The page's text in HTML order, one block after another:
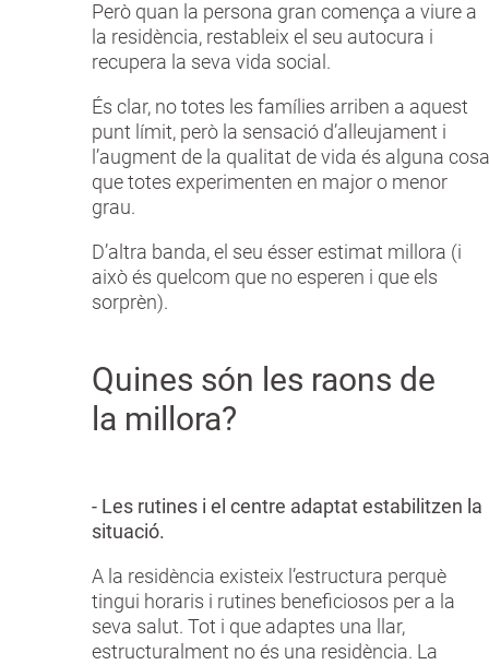
Però quan la persona gran comença a viure a
la residència, restableix el seu autocura i
recupera la seva vida social.
És clar, no totes les famílies arriben a aquest
punt límit, però la sensació d’alleujament i
l’augment de la qualitat de vida és alguna cosa
que totes experimenten en major o menor
grau.
D’altra banda, el seu ésser estimat millora (i
això és quelcom que no esperen i que els
sorprèn).
Quines són les raons de
la millora?
- Les rutines i el centre adaptat estabilitzen la
situació.
A la residència existeix l’estructura perquè
tingui horaris i rutines beneficiosos per a la
seva salut. Tot i que adaptes una llar,
estructuralment no és una residència. La